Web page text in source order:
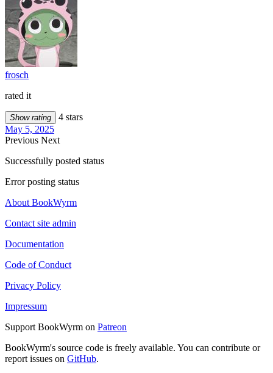
frosch
rated it
Show rating
4 stars
May 5, 2025
Previous Next
Successfully posted status
Error posting status
About BookWyrm
Contact site admin
Documentation
Code of Conduct
Privacy Policy
Impressum
Support BookWyrm on Patreon
BookWyrm's source code is freely available. You can contribute or
report issues on GitHub.